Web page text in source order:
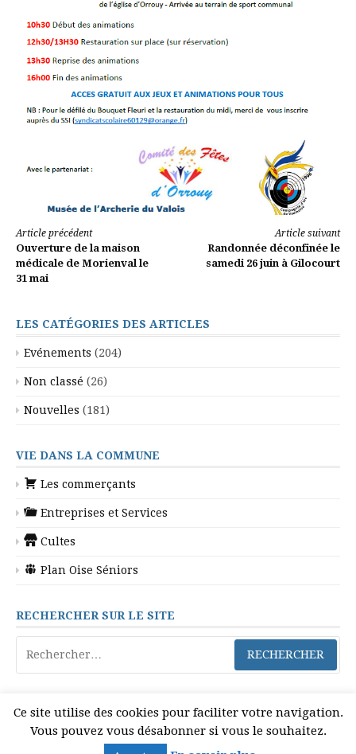
Lire
la
Article précédent
Ouverture de la maison
médicale de Morienval le
31 mai
Article suivant
Randonnée déconfinée le
samedi 26 juin à Gilocourt
LES CATÉGORIES DES ARTICLES
Evénements (204)
Non classé (26)
Nouvelles (181)
VIE DANS LA COMMUNE
Les commerçants
Entreprises et Services
Cultes
Plan Oise Séniors
RECHERCHER SUR LE SITE
Copyright © 2026 Gilocourt. Tous droits réservés.
Ce site utilise des cookies pour faciliter votre navigation.
Vous pouvez vous désabonner si vous le souhaitez.